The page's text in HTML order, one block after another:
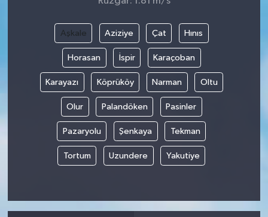
Aşkale Aziziye Çat Hınıs
Horasan İspir Karaçoban
Karayazı Köprüköy Narman Oltu
Olur Palandöken Pasinler
Pazaryolu Şenkaya Tekman
Tortum Uzundere Yakutiye